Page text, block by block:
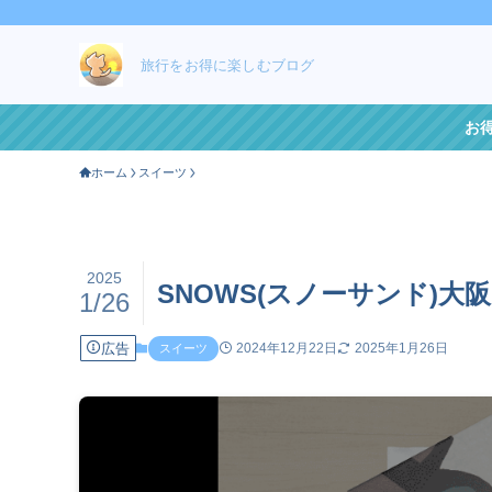
旅行をお得に楽しむブログ
お
ホーム スイーツ
SNOWS(スノーサンド)大
2025
1/26
広告 スイーツ 2024年12月22日 2025年1月26日